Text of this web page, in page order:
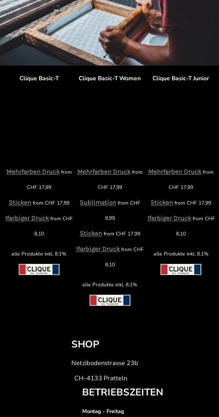
Clique Basic-T
Mehrfarben Druckfrom
CHF17,99
Stickenfrom CHF17,99
1farbiger DruckfromCHF
8,10
alle Produkte inkl. 8.1%
Clique Basic-T Women
Mehrfarben Druckfrom
CHF17,99
Sublimationfrom CHF
8,99
Stickenfrom CHF17,99
1farbiger DruckfromCHF
8,10
alle Produkte inkl. 8.1%
Clique Basic-T Junior
Mehrfarben Druckfrom
CHF 17,99
Sticken fromCHF 17,99
1farbiger Druckfrom CHF
8,10
alle Produkte inkl. 8.1%
SHOP
Netzibodenstrasse 23b
CH-4133 Pratteln
BETRIEBSZEITEN
Montag - Freitag